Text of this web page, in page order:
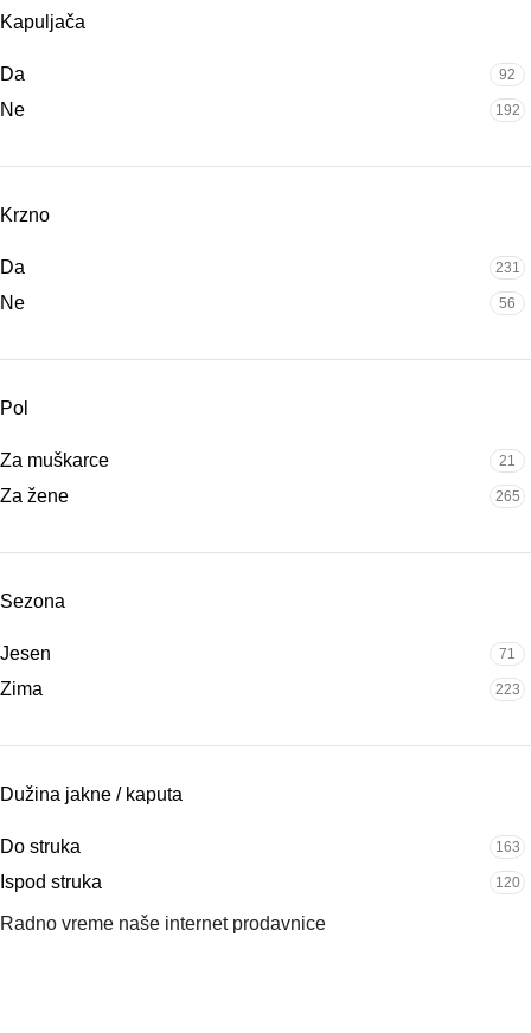
Kapuljača
Da 92
Ne 192
Krzno
Da 231
Ne 56
Pol
Za muškarce 21
Za žene 265
Sezona
Jesen 71
Zima 223
Dužina jakne / kaputa
Do struka 163
Ispod struka 120
Radno vreme naše internet prodavnice